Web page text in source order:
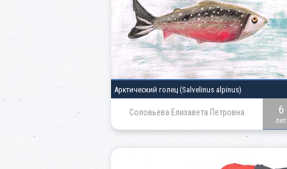
Арктический голец (Salvelinus alpinus)
Соловьёва Елизавета Петровна 6
лет